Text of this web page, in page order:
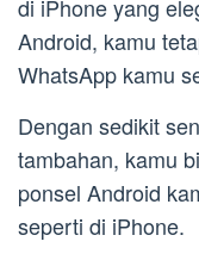
di iPhone yang
Android, kamu
WhatsApp kamu
Dengan sedikit
tambahan, kamu
ponsel Android
seperti di iPhone.